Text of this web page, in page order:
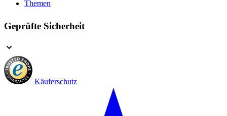
Themen
Geprüfte Sicherheit
Käuferschutz